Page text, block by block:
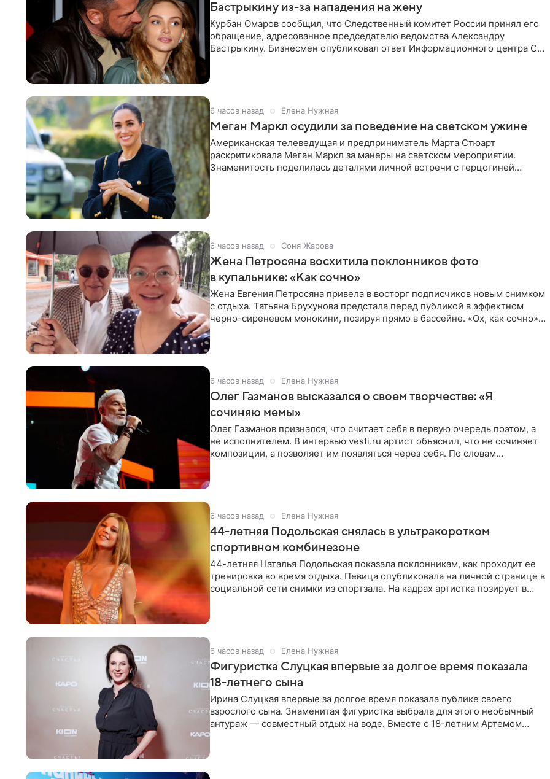
Бастрыкину из-за нападения на жену
Курбан Омаров сообщил, что Следственный комитет России принял его
обращение, адресованное председателю ведомства Александру
Бастрыкину. Бизнесмен опубликовал ответ Информационного центра СК
6 часов назад Елена Нужная
Меган Маркл осудили за поведение на светском ужине
Американская телеведущая и предприниматель Марта Стюарт
раскритиковала Меган Маркл за манеры на светском мероприятии.
Знаменитость поделилась деталями личной встречи с герцогиней
6 часов назад Соня Жарова
Жена Петросяна восхитила поклонников фото
в купальнике: «Как сочно»
Жена Евгения Петросяна привела в восторг подписчиков новым снимком
с отдыха. Татьяна Брухунова предстала перед публикой в эффектном
черно-сиреневом монокини, позируя прямо в бассейне. «Ох, как сочно»,
6 часов назад Елена Нужная
Олег Газманов высказался о своем творчестве: «Я
сочиняю мемы»
Олег Газманов признался, что считает себя в первую очередь поэтом, а
не исполнителем. В интервью vesti.ru артист объяснил, что не сочиняет
композиции, а позволяет им появляться через себя. По словам
6 часов назад Елена Нужная
44-летняя Подольская снялась в ультракоротком
спортивном комбинезоне
44-летняя Наталья Подольская показала поклонникам, как проходит ее
тренировка во время отдыха. Певица опубликовала на личной странице в
социальной сети снимки из спортзала. На кадрах артистка позирует в
6 часов назад Елена Нужная
Фигуристка Слуцкая впервые за долгое время показала
18-летнего сына
Ирина Слуцкая впервые за долгое время показала публике своего
взрослого сына. Знаменитая фигуристка выбрала для этого необычный
антураж — совместный отдых на воде. Вместе с 18-летним Артемом